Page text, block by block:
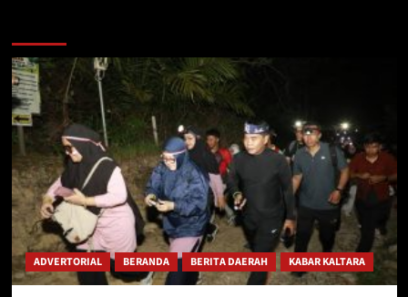
ADVERTORIAL BERANDA BERITA DAERAH KABAR KALTARA